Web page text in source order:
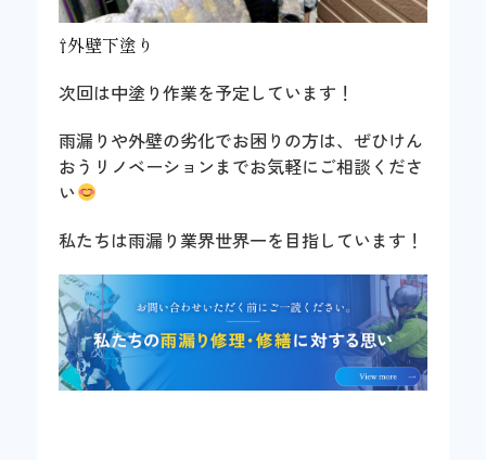
⇧外壁下塗り
次回は中塗り作業を予定しています！
雨漏りや外壁の劣化でお困りの方は、ぜひけん
おうリノベーションまでお気軽にご相談くださ
い
私たちは雨漏り業界世界一を目指しています！